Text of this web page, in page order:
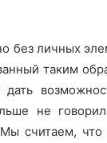
без личных
таким
не
считаем,